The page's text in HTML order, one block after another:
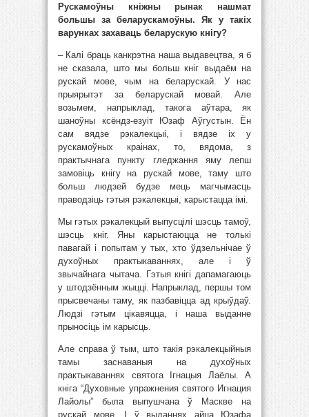
Рускамоўны кніжны рынак нашмат
большы за беларускамоўны. Як у такіх
варунках захаваць беларускую кнігу?
– Калі браць канкрэтна наша выдавецтва, я б
не сказала, што мы больш кніг выдаём на
рускай мове, чым на беларускай. У нас
прыярытэт за беларускай мовай. Але
возьмем, напрыклад, такога аўтара, як
шаноўны ксёндз-езуіт Юзаф Аўгустын. Ён
сам вядзе рэкалекцыі, і вядзе іх у
рускамоўных краінах, то, вядома, з
практычнага пункту гледжання яму лепш
замовіць кнігу на рускай мове, таму што
больш людзей будзе мець магчымасць
праводзіць гэтыя рэкалекцыі, карыстацца імі.
Мы гэтых рэкалекцый выпусцілі шэсць тамоў,
шэсць кніг. Яны карыстаюцца не толькі
павагай і попытам у тых, хто ўдзельнічае ў
духоўных практыкаваннях, але і ў
звычайнага чытача. Гэтыя кнігі дапамагаюць
у штодзённым жыцці. Напрыклад, першы том
прысвечаны таму, як пазбавіцца ад крыўдаў.
Людзі гэтым цікавяцца, і наша выданне
прыносіць ім карысць.
Але справа ў тым, што такія рэкалекцыйныя
тамы заснаваныя на духоўных
практыкаваннях святога Ігнацыя Лаёлы. А
кніга “Духовные упражнения святого Игнация
Лайолы” была выпушчана ў Маскве на
рускай мове. І ў выданнях айца Юзафа